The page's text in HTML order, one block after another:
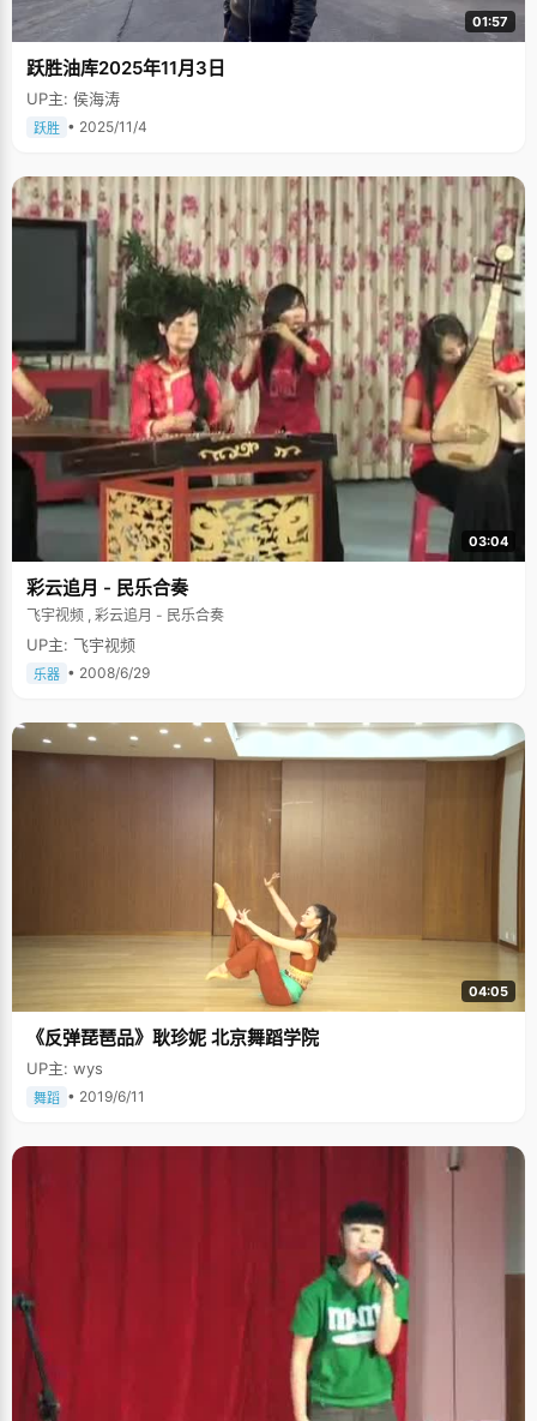
01:57
跃胜油库2025年11月3日
UP主: 侯海涛
跃胜 • 2025/11/4
03:04
彩云追月 - 民乐合奏
飞宇视频 , 彩云追月 - 民乐合奏
UP主: 飞宇视频
乐器 • 2008/6/29
04:05
《反弹琵琶品》耿珍妮 北京舞蹈学院
UP主: wys
舞蹈 • 2019/6/11